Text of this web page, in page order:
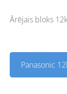
Ārējais bloks
Panasonic